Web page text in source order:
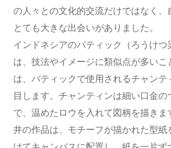
の人々との文化的交流だけではなく、
とても大きな出会いがありました。
インドネシアのバティック（ろうけつ
は、技法やイメージに類似点が多い
は、バティックで使用されるチャン
目します。チャンティンは細い口金
で、温めたロウを入れて図柄を描き
井の作品は、モチーフが描かれた型紙